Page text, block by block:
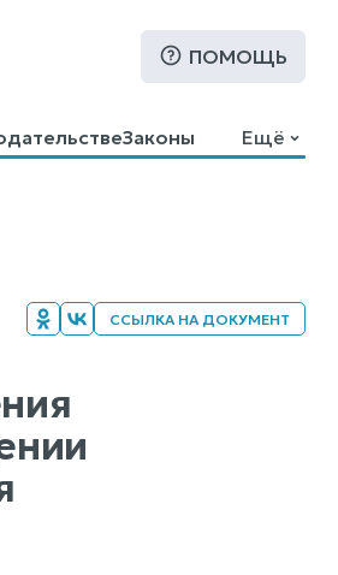
ПОМОЩЬ
Законы
Ещё
ССЫЛКА НА ДОКУМЕНТ